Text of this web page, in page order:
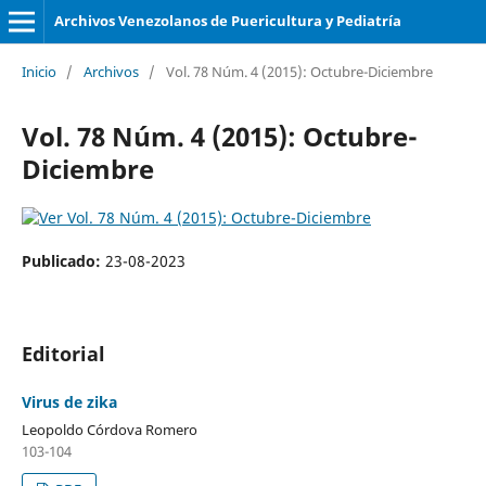
Archivos Venezolanos de Puericultura y Pediatría
Inicio / Archivos / Vol. 78 Núm. 4 (2015): Octubre-Diciembre
Vol. 78 Núm. 4 (2015): Octubre-
Diciembre
Publicado: 23-08-2023
Editorial
Virus de zika
Leopoldo Córdova Romero
103-104